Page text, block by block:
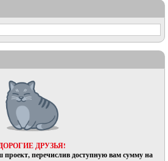
ДРУЗЬЯ!
перечислив доступную вам сумму на